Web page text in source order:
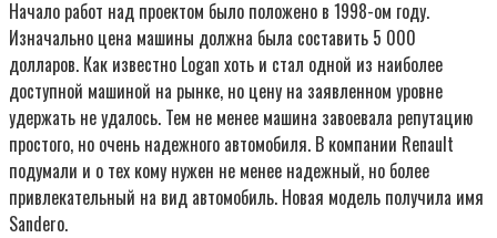
Начало работ над проектом было положено в 1998-ом году.
Изначально цена машины должна была составить 5 000
долларов. Как известно Logan хоть и стал одной из наиболее
доступной машиной на рынке, но цену на заявленном уровне
удержать не удалось. Тем не менее машина завоевала репутацию
простого, но очень надежного автомобиля. В компании Renault
подумали и о тех кому нужен не менее надежный, но более
привлекательный на вид автомобиль. Новая модель получила имя
Sandero.